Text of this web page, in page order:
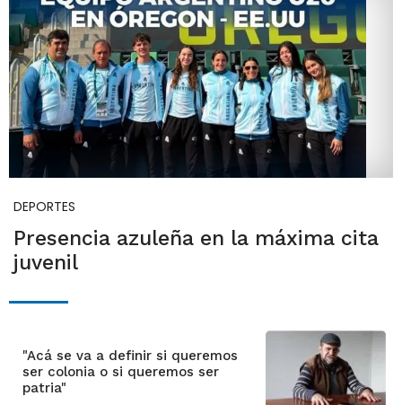
DEPORTES
Presencia azuleña en la máxima cita
juvenil
"Acá se va a definir si queremos
ser colonia o si queremos ser
patria"